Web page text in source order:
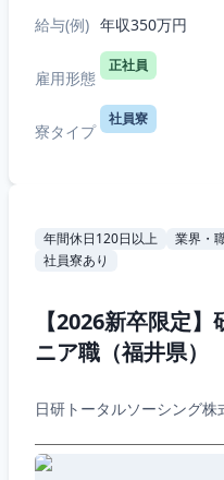
R&D（化学生物
給与(例) 年収350万円
雇用形態
正社員
寮タイプ
社員寮
年間休日120日以上 業界・
社員寮あり
【2026新卒限定
ニア職（福井県）
日研トータルソーシング株